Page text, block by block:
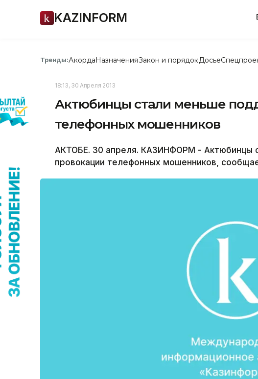
KAZINFORM
Тренды:АкордаНазначенияЗакон и порядок Досье
18:13, 30 Апреля 2013
Актюбинцы стали меньше
телефонных мошенников
АКТОБЕ. 30 апреля. КАЗИНФОРМ - Актюбинцы
провокации телефонных мошенников,